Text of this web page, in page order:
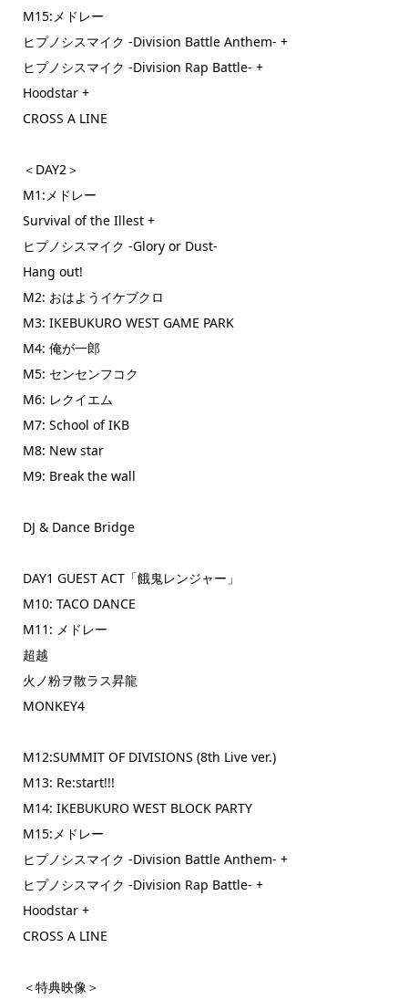
M15:メドレー
ヒプノシスマイク -Division Battle Anthem- +
ヒプノシスマイク -Division Rap Battle- +
Hoodstar +
CROSS A LINE
＜DAY2＞
M1:メドレー
Survival of the Illest +
ヒプノシスマイク -Glory or Dust-
Hang out!
M2: おはようイケブクロ
M3: IKEBUKURO WEST GAME PARK
M4: 俺が一郎
M5: センセンフコク
M6: レクイエム
M7: School of IKB
M8: New star
M9: Break the wall
DJ & Dance Bridge
DAY1 GUEST ACT「餓鬼レンジャー」
M10: TACO DANCE
M11: メドレー
超越
火ノ粉ヲ散ラス昇龍
MONKEY4
M12:SUMMIT OF DIVISIONS (8th Live ver.)
M13: Re:start!!!
M14: IKEBUKURO WEST BLOCK PARTY
M15:メドレー
ヒプノシスマイク -Division Battle Anthem- +
ヒプノシスマイク -Division Rap Battle- +
Hoodstar +
CROSS A LINE
＜特典映像＞